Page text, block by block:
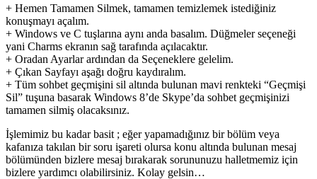
+ Hemen Tamamen Silmek, tamamen temizlemek istediğiniz
konuşmayı açalım.
+ Windows ve C tuşlarına aynı anda basalım. Düğmeler seçeneği
yani Charms ekranın sağ tarafında açılacaktır.
+ Oradan Ayarlar ardından da Seçeneklere gelelim.
+ Çıkan Sayfayı aşağı doğru kaydıralım.
+ Tüm sohbet geçmişini sil altında bulunan mavi renkteki “Geçmişi
Sil” tuşuna basarak Windows 8’de Skype’da sohbet geçmişinizi
tamamen silmiş olacaksınız.
İşlemimiz bu kadar basit ; eğer yapamadığınız bir bölüm veya
kafanıza takılan bir soru işareti olursa konu altında bulunan mesaj
bölümünden bizlere mesaj bırakarak sorununuzu halletmemiz için
bizlere yardımcı olabilirsiniz. Kolay gelsin…